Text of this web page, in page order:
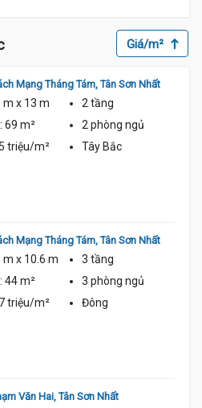
Giá/m²
Mạng Tháng Tám,Tân Sơn Nhất
m x 13 m
2 tầng
69 m² 2 phòng ngủ
triệu/m²
Tây Bắc
Mạng Tháng Tám,Tân Sơn Nhất
m x 10.6 m
3 tầng
44 m² 3 phòng ngủ
triệu/m²
Đông
Văn Hai,Tân Sơn Nhất